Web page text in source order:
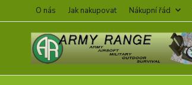
O nás Jak nakupovat Nákupní řád